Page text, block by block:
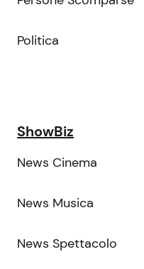
Politica
ShowBiz
News Cinema
News Musica
News Spettacolo